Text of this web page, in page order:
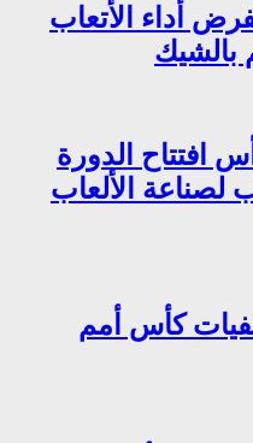
أداء الأتعاب
افتتاح الدورة
لصناعة الألعاب
كأس أمم